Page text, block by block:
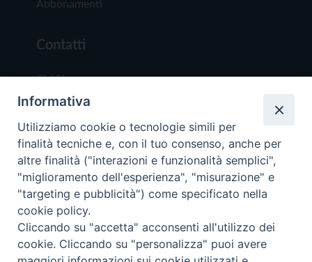
Abbonamenti
Contatti
Chi Siamo
Redazione
Scrivici
Copyright © 2019 - Tutti i diritti riservati - Vita
Trentina Editrice
Informativa
Utilizziamo cookie o tecnologie simili per
finalità tecniche e, con il tuo consenso, anche per
altre finalità ("interazioni e funzionalità semplici",
"miglioramento dell'esperienza", "misurazione" e
"targeting e pubblicità") come specificato nella
cookie policy.
Cliccando su "accetta" acconsenti all'utilizzo dei
cookie. Cliccando su "personalizza" puoi avere